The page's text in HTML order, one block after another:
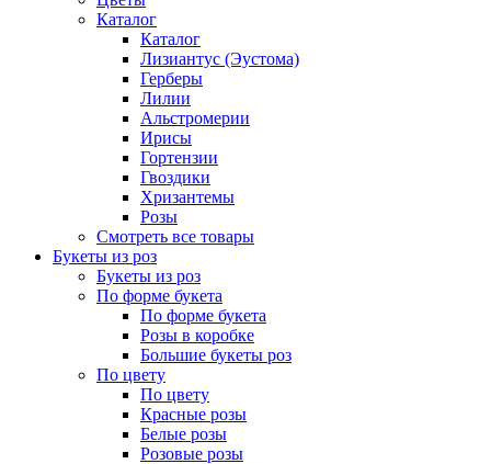
Каталог
Каталог
Лизиантус (Эустома)
Герберы
Лилии
Альстромерии
Ирисы
Гортензии
Гвоздики
Хризантемы
Розы
Смотреть все товары
Букеты из роз
Букеты из роз
По форме букета
По форме букета
Розы в коробке
Большие букеты роз
По цвету
По цвету
Красные розы
Белые розы
Розовые розы